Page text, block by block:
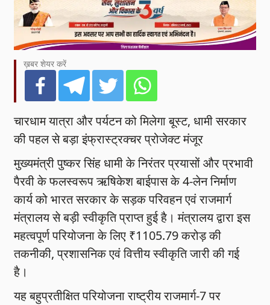
ख़बर शेयर करें
चारधाम यात्रा और पर्यटन को मिलेगा बूस्ट, धामी सरकार
की पहल से बड़ा इंफ्रास्ट्रक्चर प्रोजेक्ट मंजूर
मुख्यमंत्री पुष्कर सिंह धामी के निरंतर प्रयासों और प्रभावी
पैरवी के फलस्वरूप ऋषिकेश बाईपास के 4-लेन निर्माण
कार्य को भारत सरकार के सड़क परिवहन एवं राजमार्ग
मंत्रालय से बड़ी स्वीकृति प्राप्त हुई है। मंत्रालय द्वारा इस
महत्वपूर्ण परियोजना के लिए ₹1105.79 करोड़ की
तकनीकी, प्रशासनिक एवं वित्तीय स्वीकृति जारी की गई
है।
यह बहुप्रतीक्षित परियोजना राष्ट्रीय राजमार्ग-7 पर